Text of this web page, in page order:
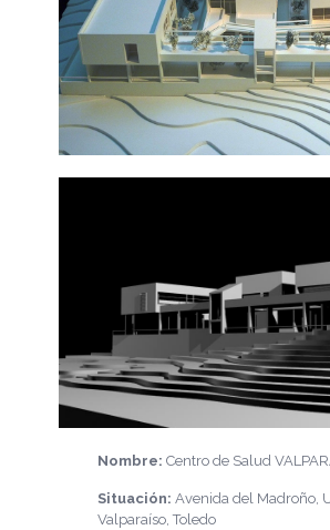
Nombre: Centro de Salud
Situación: Avenida del Madroño,
Valparaíso, Toledo